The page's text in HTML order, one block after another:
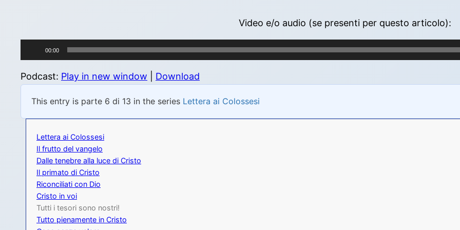
Video e/o audio (se presenti per questo articolo):
Player
00:00
Podcast: Play in new window Download
This entry is parte 6 di 13 in the series Lettera ai Colossesi
Lettera ai Colossesi
Il frutto del vangelo
Dalle tenebre alla luce di Cristo
Il primato di Cristo
Riconciliati con Dio
Cristo in voi
Tutti i tesori sono nostri!
Tutto pienamente in Cristo